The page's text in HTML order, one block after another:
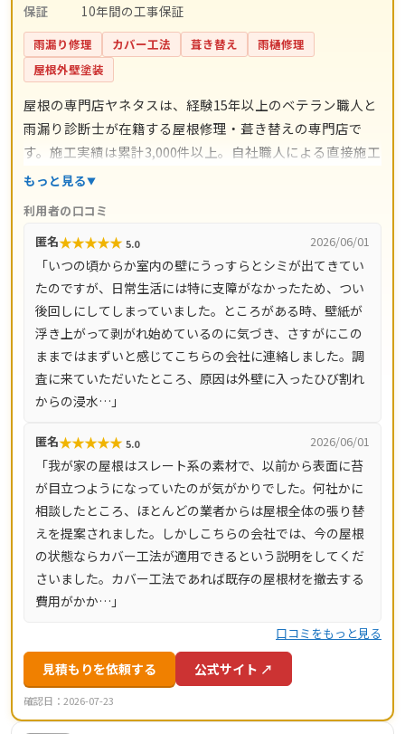
保証
10年間の工事保証
雨漏り修理 カバー工法 葺き替え
雨樋修理
屋根外壁塗装
屋根の専門店ヤネタスは、経験15年以上のベテラン職人と
雨漏り診断士が在籍する屋根修理・葺き替えの専門店で
す。施工実績は累計3,000件以上。自社職人による直接施工
で中間マージンを省き、瓦交換2,000円〜/枚、屋根カバー
金目安を明示しています。工事には10年間の保証が付き、
現地調査・お見積り・ドローン調査・出張費はすべて無
料。電話受付は8時〜18時、LINE・メールなら24時間相談
でき、最短即日で駆けつけます。大阪府をはじめ、兵庫
県・京都府・奈良県・滋賀県など全国14都道府県に対応し
ています。
もっと見る
利用者の口コミ
匿名★★★★★ 5.0 2026/06/01
「いつの頃からか室内の壁にうっすらとシミが出てきてい
たのですが、日常生活には特に支障がなかったため、つい
後回しにしてしまっていました。ところがある時、壁紙が
浮き上がって剥がれ始めているのに気づき、さすがにこの
ままではまずいと感じてこちらの会社に連絡しました。調
査に来ていただいたところ、原因は外壁に入ったひび割れ
からの浸水…」
匿名★★★★★ 5.0 2026/06/01
「我が家の屋根はスレート系の素材で、以前から表面に苔
が目立つようになっていたのが気がかりでした。何社かに
相談したところ、ほとんどの業者からは屋根全体の張り替
えを提案されました。しかしこちらの会社では、今の屋根
の状態ならカバー工法が適用できるという説明をしてくだ
さいました。カバー工法であれば既存の屋根材を撤去する
費用がかか…」
口コミをもっと見る
見積もりを依頼する 公式サイト ↗
確認日：2026-07-23